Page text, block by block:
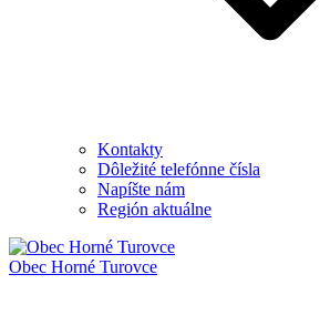
Kontakty
Dôležité telefónne čísla
Napíšte nám
Región aktuálne
Obec Horné Turovce